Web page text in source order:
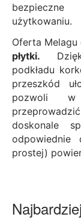
użytkowaniu.
Oferta Melagu
płytki.
podkładu
przeszkód
pozwoli w
doskonale
prostej)